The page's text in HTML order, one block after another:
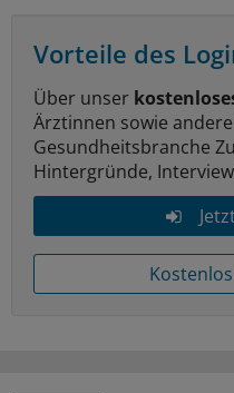
Vorteile des
Über unser
Ärztinnen sowie
Gesundheitsbranche
Hintergründe,